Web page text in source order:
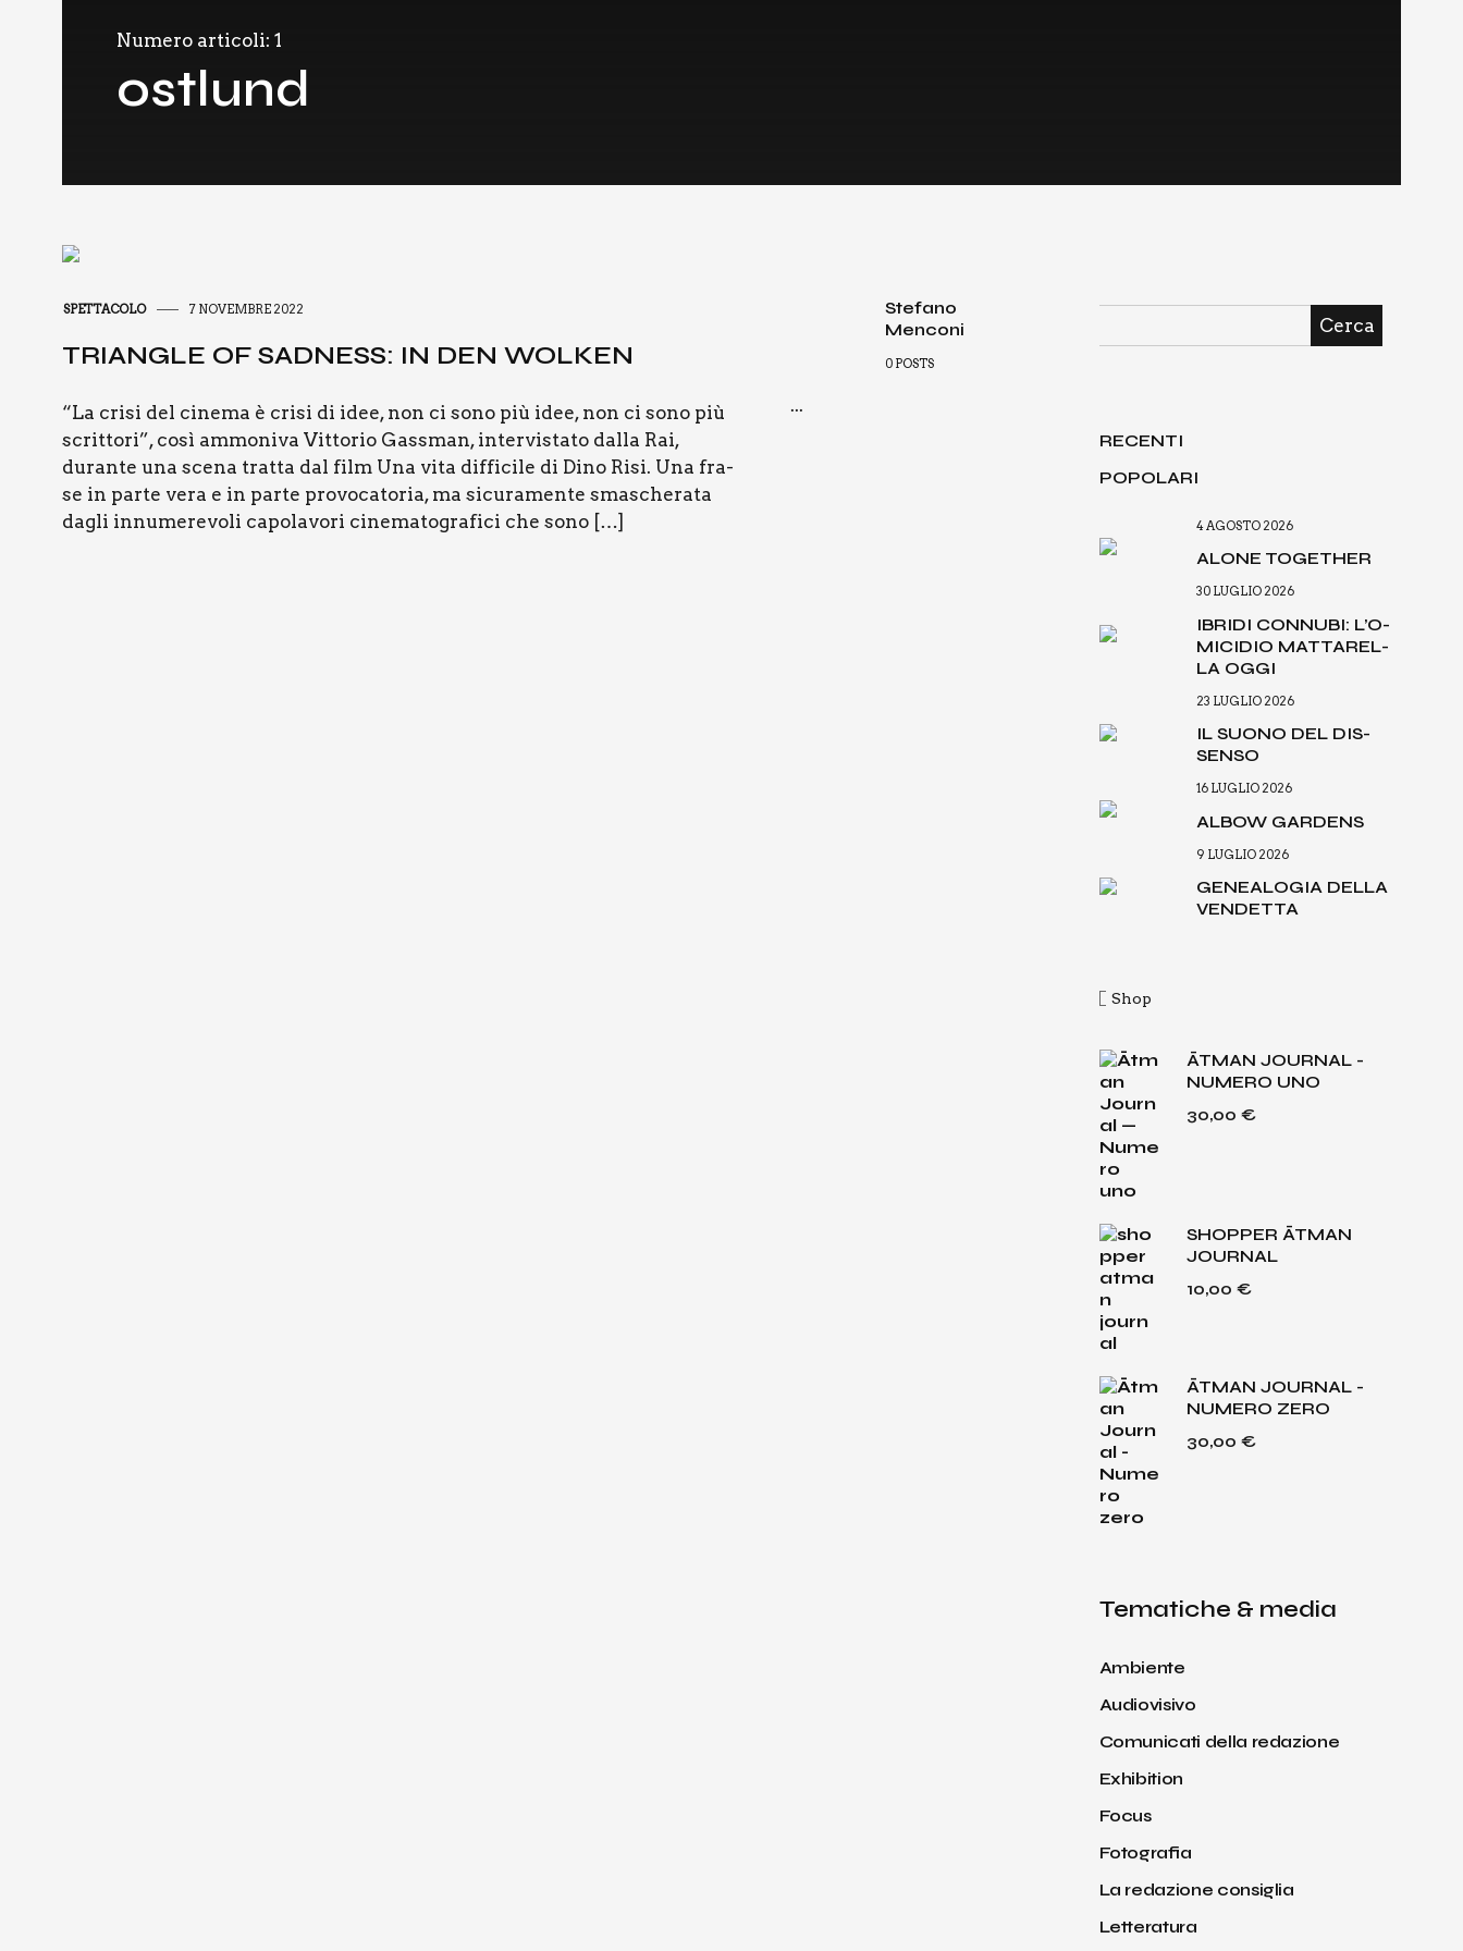
Numero articoli: 1
ostlund
SPETTACOLO 7 NOVEMBRE 2022
TRIAN­GLE OF SAD­NESS: IN DEN WOL­KEN
“La cri­si del cine­ma è cri­si di idee, non ci sono più idee, non ci sono più
scrit­to­ri”, così ammo­ni­va Vit­to­rio Gass­man, inter­vi­sta­to dal­la Rai,
duran­te una sce­na trat­ta dal film Una vita dif­fi­ci­le di Dino Risi. Una fra­
se in par­te vera e in par­te pro­vo­ca­to­ria, ma sicu­ra­men­te sma­sche­ra­ta
dagli innu­me­re­vo­li capo­la­vo­ri cine­ma­to­gra­fi­ci che sono […]
Stefano
Menconi
0 POSTS
...
Cerca
RECENTI
POPOLARI
4 AGOSTO 2026
ALO­NE TOGE­THER
30 LUGLIO 2026
IBRI­DI CON­NU­BI: L’O­
MI­CI­DIO MAT­TA­REL­
LA OGGI
23 LUGLIO 2026
IL SUO­NO DEL DIS­
SEN­SO
16 LUGLIO 2026
ALBOW GAR­DENS
9 LUGLIO 2026
GENEA­LO­GIA DEL­LA
VEN­DET­TA
Shop
ĀTMAN JOURNAL -
NUMERO UNO
30,00 €
SHOPPER ĀTMAN
JOURNAL
10,00 €
ĀTMAN JOURNAL -
NUMERO ZERO
30,00 €
Tematiche & media
Ambiente
Audiovisivo
Comunicati della redazione
Exhibition
Focus
Fotografia
La redazione consiglia
Letteratura